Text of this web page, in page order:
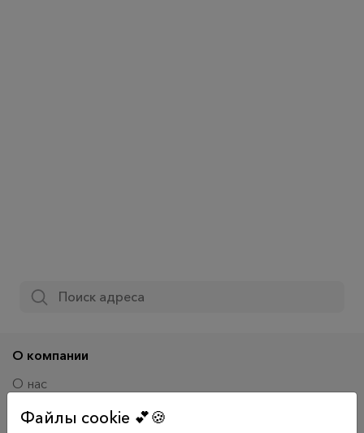
О компании
О нас
Адреса отделений
Файлы cookie 💕🍪